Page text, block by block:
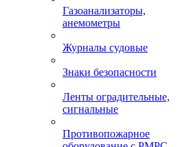
Газоанализаторы,
анемометры
Журналы судовые
Знаки безопасности
Ленты оградительные,
сигнальные
Противопожарное